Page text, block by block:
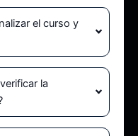
el curso y
la